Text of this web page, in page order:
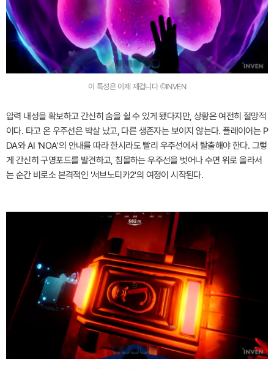
이 특성은 이제 제겁니다 ©INVEN
압력 내성을 확보하고 간신히 숨을 쉴 수 있게 됐다지만, 상황은 여전히 절망적
이다. 타고 온 우주선은 박살 났고, 다른 생존자는 보이지 않는다. 플레이어는 P
DA와 AI 'NOA'의 안내를 따라 한시라도 빨리 우주선에서 탈출해야 한다. 그렇
게 간신히 구명포드를 발견하고, 침몰하는 우주선을 벗어나 수면 위로 올라서
는 순간 비로소 본격적인 '서브노티카2'의 여정이 시작된다.